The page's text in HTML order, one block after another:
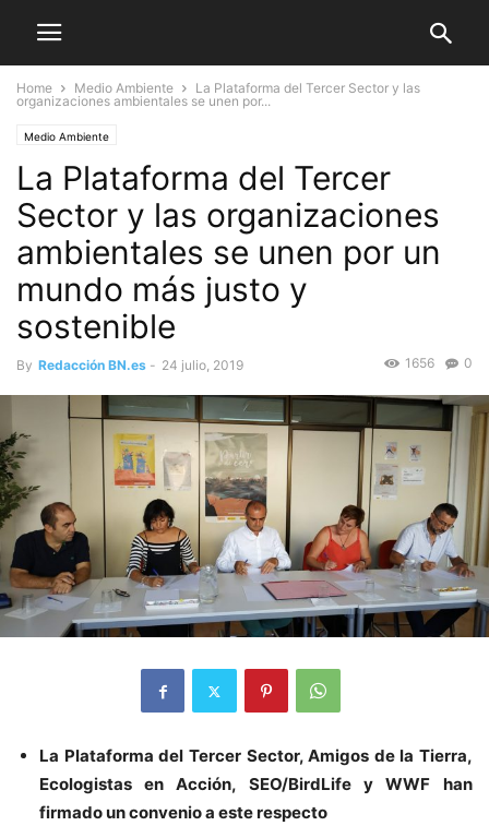
Home Medio Ambiente
La Plataforma del Tercer Sector y las
organizaciones ambientales se unen por...
Medio Ambiente
La Plataforma del Tercer
Sector y las organizaciones
ambientales se unen por un
mundo más justo y
sostenible
By Redacción BN.es - 24 julio, 2019 0
1656
La Plataforma del Tercer Sector,Amigos de la Tierra,
Ecologistas en Acción, SEO/BirdLife y WWF
han
firmado un convenio a este respecto